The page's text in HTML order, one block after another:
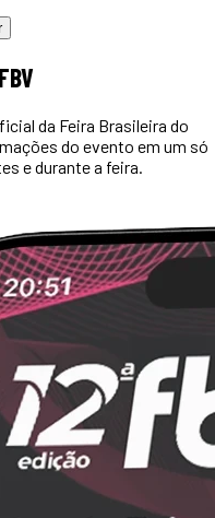
da Feira Brasileira do
do evento em um só
e durante a feira.